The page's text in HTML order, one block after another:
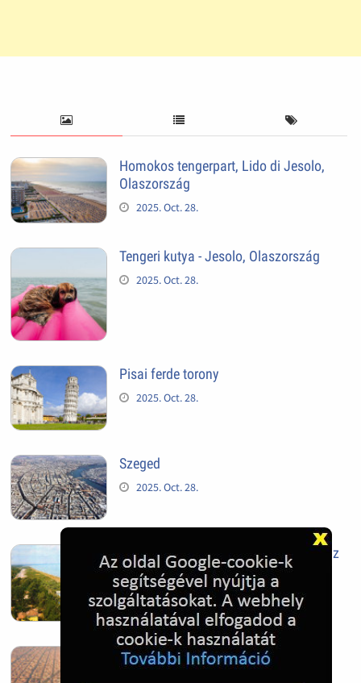
Homokos tengerpart, Lido di Jesolo,
Olaszország
2025. Oct. 28.
Tengeri kutya - Jesolo, Olaszország
2025. Oct. 28.
Pisai ferde torony
2025. Oct. 28.
Szeged
2025. Oct. 28.
Siófok, mielőtt beépült az Aranypart az
1970-es évek elején
2024. Nov. 17.
Barcelona, Spanyolország